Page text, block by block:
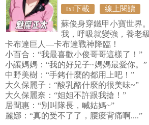
txt下載 線上閱讀
蘇俊身穿鐵甲小寶世界。
我，呼吸就變強，養老
卡布達巨人—卡布達戰神降臨！
小百合：“我最喜歡小俊哥哥這樣了！”
小讓媽媽：“我的好兒子~媽媽最愛你。”
中野美樹：“手銬什麼的都用上吧！”
大久保麗子：“酸乳酪什麼的很美味~”
大久保麗奈：“姐姐不許跟我搶！”
居間惠：“別叫隊長，喊姑媽~”
麗娜：“真的受不了了，腰痠背痛啊....”